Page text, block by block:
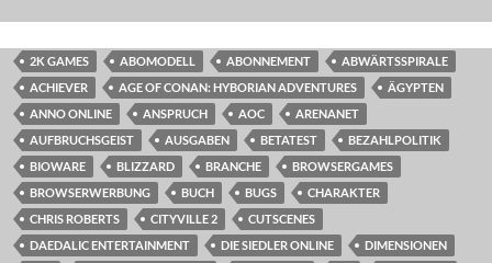
2K GAMES ABOMODELL ABONNEMENT
ABWÄRTSSPIRALE
ACHIEVER
AGE OF CONAN: HYBORIAN ADVENTURES
ÄGYPTEN
ANNO ONLINE
ANSPRUCH AOC
ARENANET
AUFBRUCHSGEIST
AUSGABEN BETATEST
BEZAHLPOLITIK
BIOWARE
BLIZZARD BRANCHE
BROWSERGAMES
BROWSERWERBUNG
BUCH BUGS
CHARAKTER
CHRIS ROBERTS
CITYVILLE 2
CUTSCENES
DAEDALIC ENTERTAINMENT
DIE SIEDLER ONLINE
DIMENSIONEN